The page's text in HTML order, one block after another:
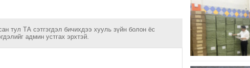
тул ТА сэтгэгдэл бичихдээ хууль зүйн болон ёс
админ устгах эрхтэй.